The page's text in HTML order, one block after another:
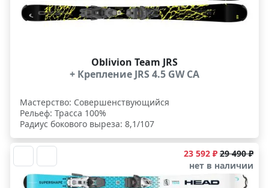
Oblivion Team JRS
+ Крепление JRS 4.5 GW CA
Мастерство: Совершенствующийся
Рельеф: Трасса 100%
Радиус бокового выреза: 8,1/107
23 592 ₽ 29 490 ₽
нет в наличии